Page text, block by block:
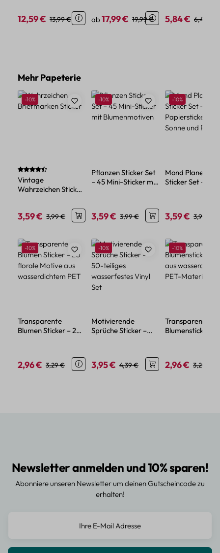
Verkaufspreis:
12,59 € Regulärer Preis:
13,99 € Verkaufspreis:
ab17,99 € Regulärer Preis:
19,99 € Verkaufspreis:
5,84 € 6,49 €
Produktgalerie überspringen
Mehr Papeterie
Rabatt
-10%
Durchschnittliche Bewertung von 4.67 von 5 Sternen
Vintage
Wahrzeichen Sticker
Sticker im Retro-Stil
Verkaufspreis:
3,59 € Regulärer Preis:
3,99 €
Rabatt
-10%
Pflanzen Sticker Set
– 45 Mini-Sticker mit
Verkaufspreis:
3,59 € Regulärer Preis:
3,99 €
Rabatt
-10%
Mond Planeten
Sticker Set – 45
Verkaufspreis:
3,59 € 3,99 €
Produktgalerie überspringen
Rabatt
-10%
Transparente
Blumen Sticker – 20
Verkaufspreis:
2,96 € Regulärer Preis:
3,29 €
Rabatt
-10%
Motivierende
Sprüche Sticker –
Verkaufspreis:
3,95 € Regulärer Preis:
4,39 €
Rabatt
-10%
Transparente
Blumensticker –
Verkaufspreis:
2,96 € 3,29 €
Newsletter anmelden und 10% sparen!
Abonniere unseren Newsletter um deinen Gutscheincode zu
erhalten!